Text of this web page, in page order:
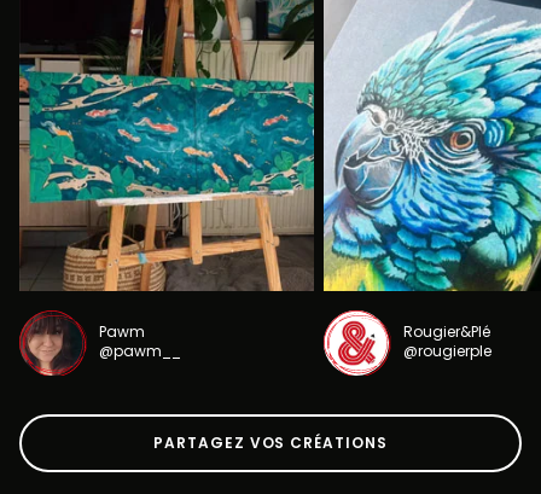
Pawm
@pawm__
Rougier&Plé
@rougierple
PARTAGEZ VOS CRÉATIONS